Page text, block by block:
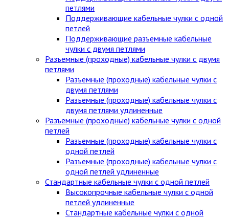
петлями
Поддерживающие кабельные чулки с одной
петлей
Поддерживающие разъемные кабельные
чулки с двумя петлями
Разъемные (проходные) кабельные чулки с двумя
петлями
Разъемные (проходные) кабельные чулки с
двумя петлями
Разъемные (проходные) кабельные чулки с
двумя петлями удлиненные
Разъемные (проходные) кабельные чулки с одной
петлей
Разъемные (проходные) кабельные чулки с
одной петлей
Разъемные (проходные) кабельные чулки с
одной петлей удлиненные
Стандартные кабельные чулки c одной петлей
Высокопрочные кабельные чулки с одной
петлей удлиненные
Стандартные кабельные чулки с одной